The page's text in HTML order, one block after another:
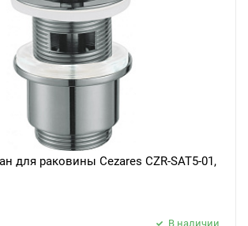
для раковины Cezares CZR-SAT5-01,
В наличии